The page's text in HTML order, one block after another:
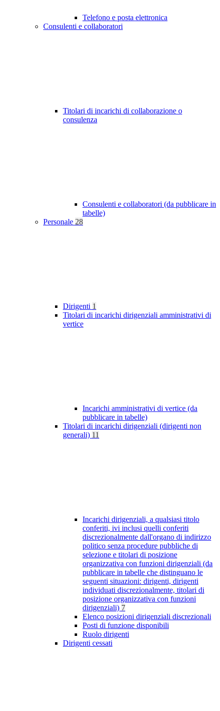
Telefono e posta elettronica
Consulenti e collaboratori
Titolari di incarichi di collaborazione o
consulenza
Consulenti e collaboratori (da pubblicare in
tabelle)
Personale 28
Dirigenti 1
Titolari di incarichi dirigenziali amministrativi di
vertice
Incarichi amministrativi di vertice (da
pubblicare in tabelle)
Titolari di incarichi dirigenziali (dirigenti non
generali) 11
Incarichi dirigenziali, a qualsiasi titolo
conferiti, ivi inclusi quelli conferiti
discrezionalmente dall'organo di indirizzo
politico senza procedure pubbliche di
selezione e titolari di posizione
organizzativa con funzioni dirigenziali (da
pubblicare in tabelle che distinguano le
seguenti situazioni: dirigenti, dirigenti
individuati discrezionalmente, titolari di
posizione organizzativa con funzioni
dirigenziali) 7
Elenco posizioni dirigenziali discrezionali
Posti di funzione disponibili
Ruolo dirigenti
Dirigenti cessati